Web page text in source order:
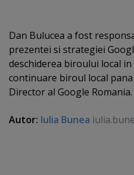
Dan Bulucea a fost
prezentei si strategiei
deschiderea biroului local in
continuare biroul local
Director al Google Romania.
Autor: Iulia Bunea